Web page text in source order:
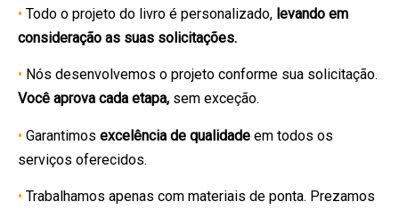
• Todo o projeto do livro é personalizado, levando em
consideração as suas solicitações.
• Nós desenvolvemos o projeto conforme sua solicitação.
Você aprova cada etapa, sem exceção.
• Garantimos excelência de qualidade em todos os
serviços oferecidos.
• Trabalhamos apenas com materiais de ponta. Prezamos